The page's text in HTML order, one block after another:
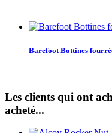
Barefoot Bottines
Les clients qui ont
acheté...